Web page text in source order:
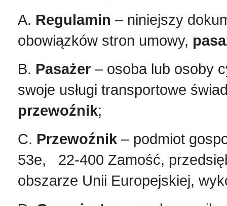
A. Regulamin – niniejszy
obowiązków stron umowy,
B. Pasażer – osoba lub osoby
swoje usługi transportowe
przewoźnik;
C. Przewoźnik – podmiot
53e, 22-400 Zamość,
obszarze Unii Europejskiej,